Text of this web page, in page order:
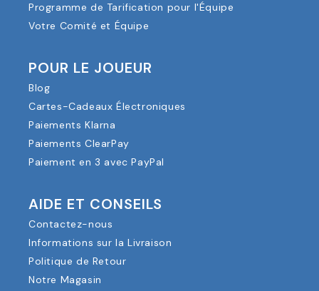
Programme de Tarification pour l'Équipe
Votre Comité et Équipe
POUR LE JOUEUR
Blog
Cartes-Cadeaux Électroniques
Paiements Klarna
Paiements ClearPay
Paiement en 3 avec PayPal
AIDE ET CONSEILS
Contactez-nous
Informations sur la Livraison
Politique de Retour
Notre Magasin